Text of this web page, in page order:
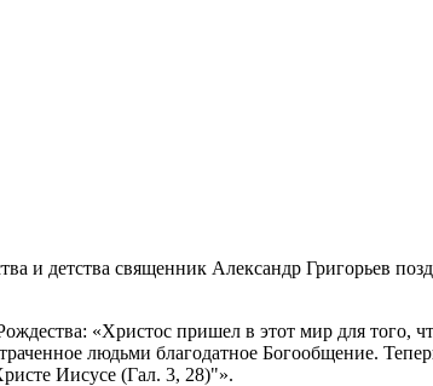
и детства священник Александр Григорьев
«Христос пришел в этот мир для того,
людьми благодатное Богообщение.
Иисусе (Гал. 3, 28)"».